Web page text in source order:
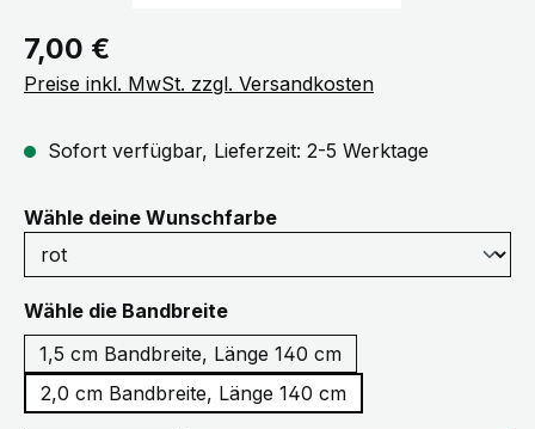
Regulärer Preis:
7,00 €
Preise inkl. MwSt. zzgl. Versandkosten
Sofort verfügbar, Lieferzeit: 2-5 Werktage
Wähle deine Wunschfarbeauswählen
Wähle die Bandbreiteauswählen
1,5 cm Bandbreite, Länge 140 cm
2,0 cm Bandbreite, Länge 140 cm